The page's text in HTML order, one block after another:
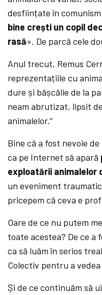
desființate în
bine crești un copil
rasă». De parcă cele
Anul trecut, Remus
reprezentațiile cu
dure și bășcălie de la
neam abrutizat, lipsit
animalelor.“
Bine că a fost nevoie
ca pe Internet să apară
exploatării animalelor
un eveniment
pricepem că ceva e
Oare de ce nu putem
toate acestea? De ce a
ca să luăm în serios
Colectiv pentru a
Și de ce continuăm să